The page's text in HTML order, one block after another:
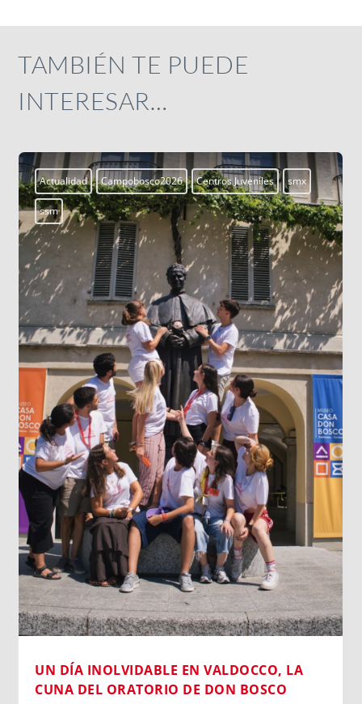
TAMBIÉN TE PUEDE
INTERESAR…
Actualidad Campobosco2026 Centros Juveniles smx
ssm
UN DÍA INOLVIDABLE EN VALDOCCO, LA
CUNA DEL ORATORIO DE DON BOSCO